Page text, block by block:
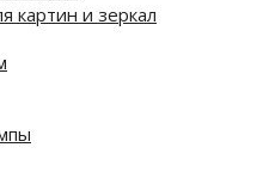
картин и зеркал